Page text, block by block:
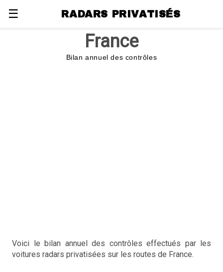
☰ RADARS PRIVATISÉS
France
Bilan annuel des contrôles
Voici le bilan annuel des contrôles effectués par les
voitures radars privatisées sur les routes de France.